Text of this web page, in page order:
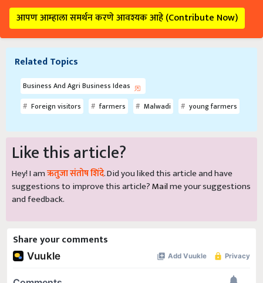
आपण आम्हाला समर्थन करणे आवश्यक आहे (Contribute Now)
Related Topics
Business And Agri Business Ideas
Foreign visitors
farmers Malwadi young farmers
Like this article?
Hey! I amऋतुजा संतोष शिंदे. Did you liked this article and have
suggestions to improve this article?Mailme your suggestions
and feedback.
Share your comments